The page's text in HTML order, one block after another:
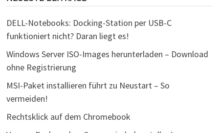
DELL-Notebooks: Docking-Station per USB-C
funktioniert nicht? Daran liegt es!
Windows Server ISO-Images herunterladen – Download
ohne Registrierung
MSI-Paket installieren führt zu Neustart – So
vermeiden!
Rechtsklick auf dem Chromebook